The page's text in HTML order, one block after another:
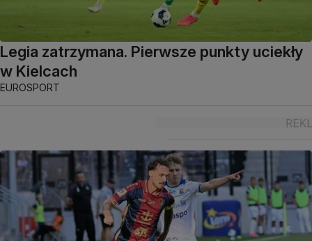
Legia zatrzymana. Pierwsze punkty uciekły
w Kielcach
EUROSPORT